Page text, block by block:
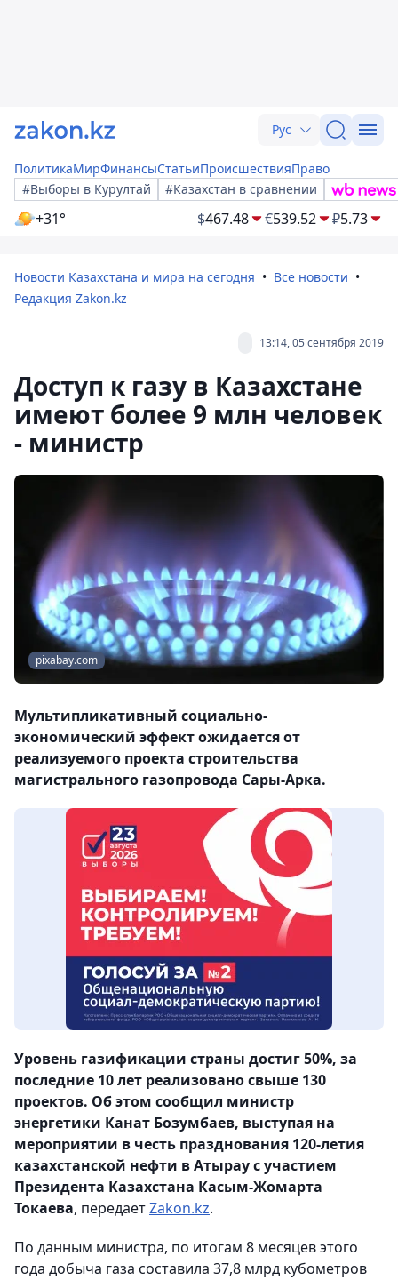
Рус
ПолитикаМирФинансыСтатьиПроисшествияПраво
#Выборы в Курултай
#Казахстан в сравнении
+31° $467.48 €539.52 ₽5.73
Новости Казахстана и мира на сегодня
Все новости
Редакция Zakon.kz
13:14, 05 сентября 2019
Доступ к газу в Казахстане
имеют более 9 млн человек
- министр
pixabay.com
Мультипликативный социально-
экономический эффект ожидается от
реализуемого проекта строительства
магистрального газопровода Сары-Арка.
Уровень газификации страны достиг 50%, за
последние 10 лет реализовано свыше 130
проектов. Об этом сообщил министр
энергетики Канат Бозумбаев, выступая на
мероприятии в честь празднования 120-летия
казахстанской нефти в Атырау с участием
Президента Казахстана Касым-Жомарта
Токаева, передаетZakon.kz.
По данным министра, по итогам 8 месяцев этого
года добыча газа составила 37,8 млрд кубометров